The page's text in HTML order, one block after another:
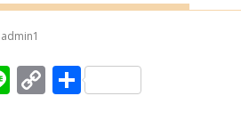
admin1
Li
n
C
o
S
h